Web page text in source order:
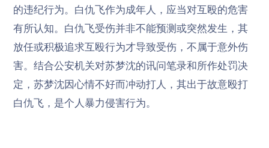
的违纪行为。白仇飞作为成年人，应当对互殴的危害
有所认知。白仇飞受伤并非不能预测或突然发生，其
放任或积极追求互殴行为才导致受伤，不属于意外伤
害。结合公安机关对苏梦沈的讯问笔录和所作处罚决
定，苏梦沈因心情不好而冲动打人，其出于故意殴打
白仇飞，是个人暴力侵害行为。